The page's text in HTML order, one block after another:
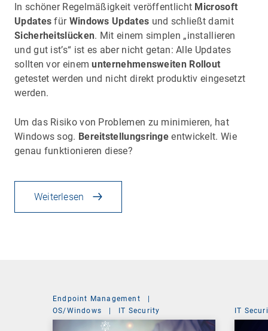
In schöner Regelmäßigkeit veröffentlicht Microsoft
Updates für Windows Updates und schließt damit
Sicherheitslücken. Mit einem simplen „installieren
und gut ist’s“ ist es aber nicht getan: Alle Updates
sollten vor einemunternehmensweiten Rollout
getestet werden und nicht direkt produktiv eingesetzt
werden.
Um das Risiko von Problemen zu minimieren, hat
Windows sog. Bereitstellungsringe entwickelt. Wie
genau funktionieren diese?
Weiterlesen
Endpoint Management
|
OS/Windows
| IT Security IT